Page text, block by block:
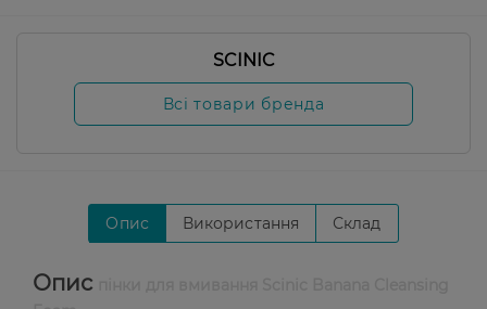
SCINIC
Всі товари бренда
Опис Використання Склад
Опис